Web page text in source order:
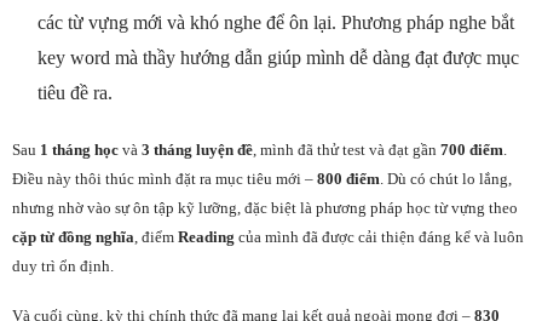
các từ vựng mới và khó nghe để ôn lại. Phương pháp nghe bắt
key word mà thầy hướng dẫn giúp mình dễ dàng đạt được mục
tiêu đề ra.
Sau 1 tháng họcvà 3 tháng luyện đề, mình đã thử test và đạt gần 700 điểm.
Điều này thôi thúc mình đặt ra mục tiêu mới – 800 điểm. Dù có chút lo lắng,
nhưng nhờ vào sự ôn tập kỹ lưỡng, đặc biệt là phương pháp học từ vựng theo
cặp từ đồng nghĩa, điểm Reading của mình đã được cải thiện đáng kể và luôn
duy trì ổn định.
Và cuối cùng, kỳ thi chính thức đã mang lại kết quả ngoài mong đợi – 830